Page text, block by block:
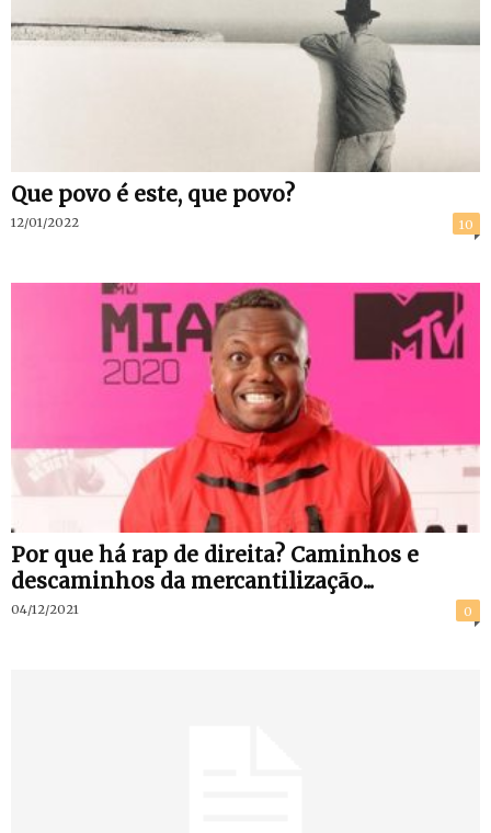
Que povo é este, que povo?
12/01/2022 10
Por que há rap de direita? Caminhos e
descaminhos da mercantilização...
04/12/2021 0